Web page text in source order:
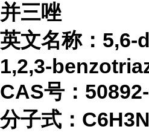
并三唑
英文名称： 5,6-
1,2,3-
CAS号：
分子式：